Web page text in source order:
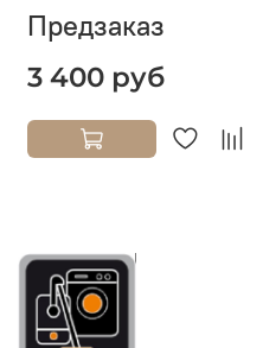
Предзаказ
3 400 руб